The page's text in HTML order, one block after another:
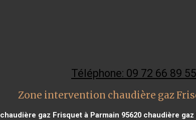
Téléphone: 09 72 66 89 55
Zone intervention chaudière gaz
chaudière gaz Frisquet à Parmain 95620 chaudière gaz